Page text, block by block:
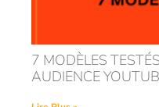
7 MODÈLES
AUDIENCE